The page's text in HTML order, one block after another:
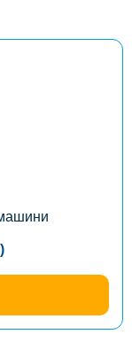
)Price
2.91 €
through
79.10 €